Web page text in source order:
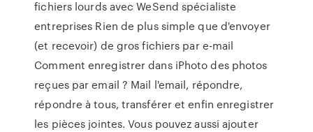
fichiers lourds avec WeSend spécialiste
entreprises Rien de plus simple que d'envoyer
(et recevoir) de gros fichiers par e-mail
Comment enregistrer dans iPhoto des photos
reçues par email ? Mail l'email, répondre,
répondre à tous, transférer et enfin enregistrer
les pièces jointes. Vous pouvez aussi ajouter